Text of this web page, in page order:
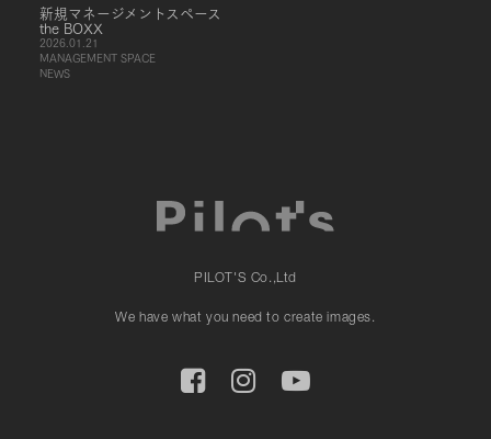
新規マネージメントスペース
the BOXX
2026.01.21
MANAGEMENT SPACE
NEWS
PILOT'S Co.,Ltd
We have what you need to create images.